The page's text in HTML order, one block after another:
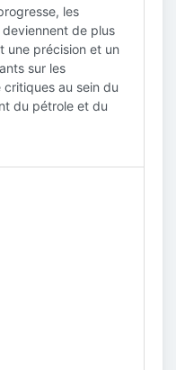
les
de plus
une précision et un
sur les
au sein du
du pétrole et du